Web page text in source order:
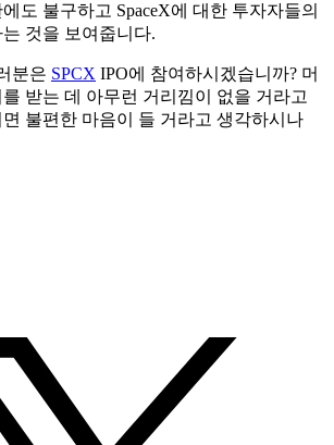
도 불구하고 SpaceX에 대한 투자자들의
것을 보여줍니다.
분은 SPCX IPO에 참여하시겠습니까? 머
받는 데 아무런 거리낌이 없을 거라고
불편한 마음이 들 거라고 생각하시나